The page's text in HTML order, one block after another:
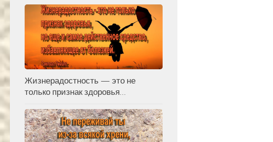
Жизнерадостность — это не
только признак здоровья…